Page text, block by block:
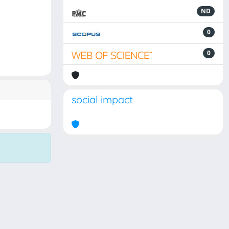
ND
0
0
social impact